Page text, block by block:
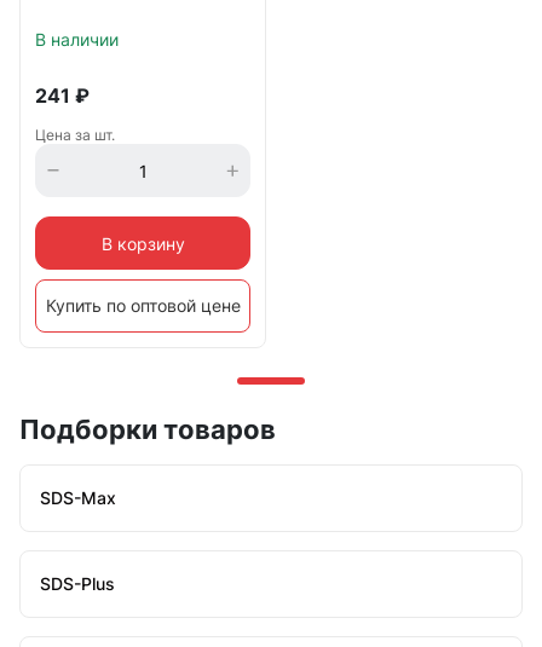
В наличии
241 ₽
Цена за шт.
В корзину
Купить по оптовой цене
Подборки товаров
SDS-Max
SDS-Plus